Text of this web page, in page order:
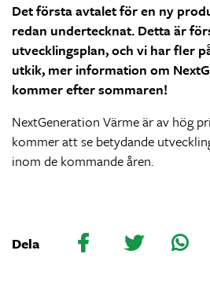
Det första avtalet för en ny
redan undertecknat. Detta är
utvecklingsplan, och vi har fler
utkik, mer information om
kommer efter sommaren!
NextGeneration Värme är av hög
kommer att se betydande
inom de kommande åren.
Dela